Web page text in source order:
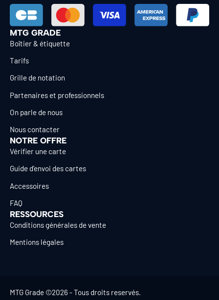
MTG GRADE
Boîtier & étiquette
Tarifs
Grille de notation
Partenaires et professionnels
On parle de nous
Nous contacter
NOTRE OFFRE
Vérifier une carte
Guide d’envoi des cartes
Accessoires
FAQ
RESSOURCES
Conditions générales de vente
Mentions légales
MTG Grade ©2026 - Tous droits reservés.